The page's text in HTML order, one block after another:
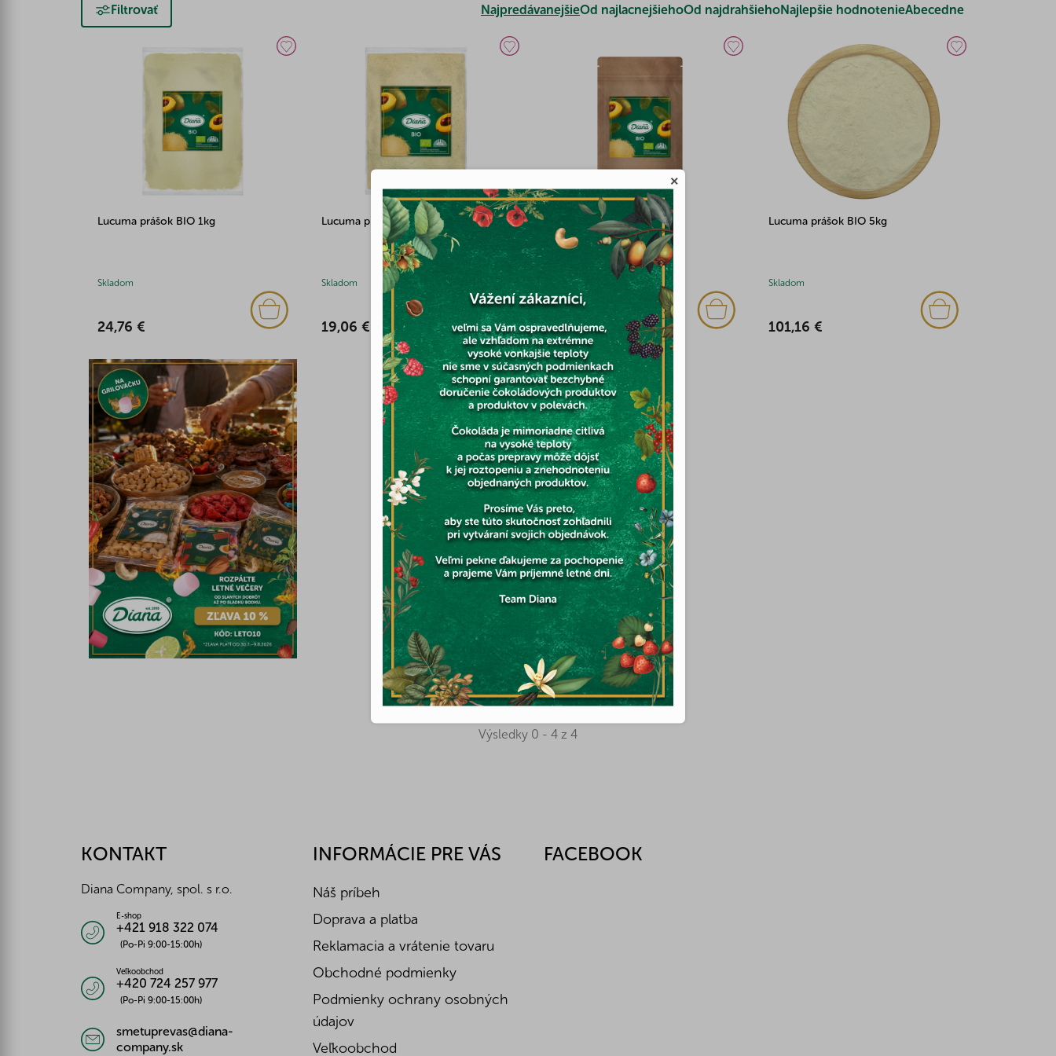
Filtrovať
NajpredávanejšieOd najlacnejšiehoOd najdrahšiehoNajlepšie hodnotenieAbecedne
Lucuma prášok BIO 1kg
Skladom
24,76 €
Lucuma prášok BIO 500g
Skladom
19,06 €
Lucuma prášok BIO 100g
(1x)
Skladom
4,27 €
Lucuma prášok BIO 5kg
Skladom
101,16 €
Výsledky 0 - 4 z 4
KONTAKT
Diana Company, spol. s r.o.
E-shop
+421 918 322 074
(Po-Pi 9:00-15:00h)
Veľkoobchod
+420 724 257 977
(Po-Pi 9:00-15:00h)
smetuprevas@diana-
company.sk
INFORMÁCIE PRE VÁS
Náš príbeh
Doprava a platba
Reklamacia a vrátenie tovaru
Obchodné podmienky
Podmienky ochrany osobných
údajov
Veľkoobchod
FACEBOOK
×